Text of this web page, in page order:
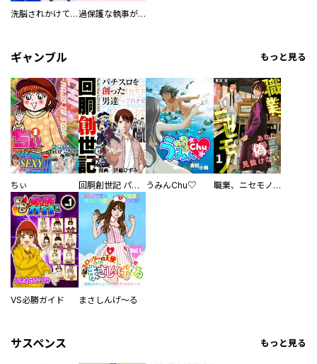
洗脳されかけていた悪役令嬢ですが家出を決意しました。【電子単行本版／特典おまけ付き】 過保護な執事が私の婚活を邪魔してきます！ 分冊版
ギャンブル もっと見る
ちぃ 回胴創世記 パチスロを創った男達 うみんChu♡ 職業、ニセモノ～あなたに偽は見抜けない【電子単行本版】
VS必勝ガイド まさしんげ～る
サスペンス もっと見る